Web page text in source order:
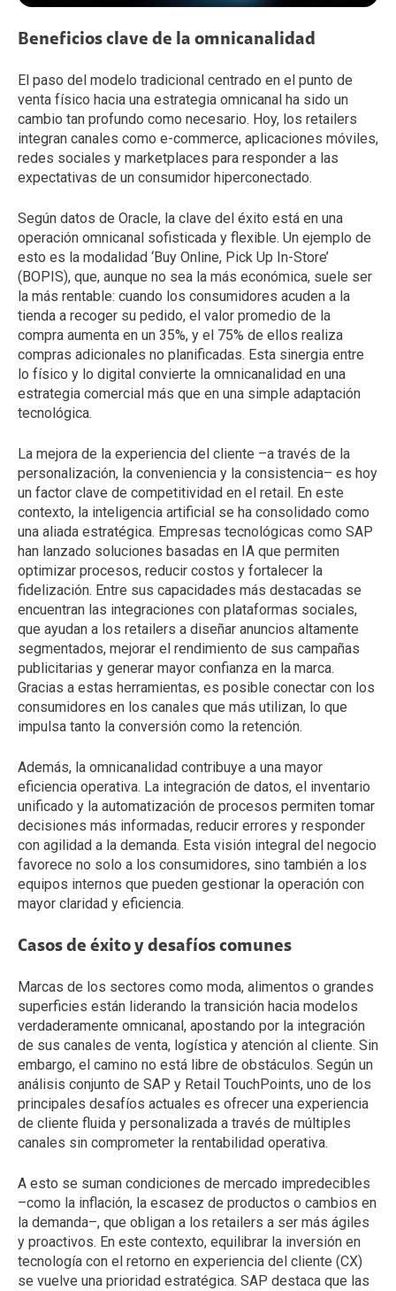
Beneficios clave de la omnicanalidad
El paso del modelo tradicional centrado en el punto de
venta físico hacia una estrategia omnicanal ha sido un
cambio tan profundo como necesario. Hoy, los retailers
integran canales como e-commerce, aplicaciones móviles,
redes sociales y marketplaces para responder a las
expectativas de un consumidor hiperconectado.
Según datos de Oracle, la clave del éxito está en una
operación omnicanal sofisticada y flexible. Un ejemplo de
esto es la modalidad ‘Buy Online, Pick Up In-Store’
(BOPIS), que, aunque no sea la más económica, suele ser
la más rentable: cuando los consumidores acuden a la
tienda a recoger su pedido, el valor promedio de la
compra aumenta en un 35%, y el 75% de ellos realiza
compras adicionales no planificadas. Esta sinergia entre
lo físico y lo digital convierte la omnicanalidad en una
estrategia comercial más que en una simple adaptación
tecnológica.
La mejora de la experiencia del cliente –a través de la
personalización, la conveniencia y la consistencia– es hoy
un factor clave de competitividad en el retail. En este
contexto, la inteligencia artificial se ha consolidado como
una aliada estratégica. Empresas tecnológicas como SAP
han lanzado soluciones basadas en IA que permiten
optimizar procesos, reducir costos y fortalecer la
fidelización. Entre sus capacidades más destacadas se
encuentran las integraciones con plataformas sociales,
que ayudan a los retailers a diseñar anuncios altamente
segmentados, mejorar el rendimiento de sus campañas
publicitarias y generar mayor confianza en la marca.
Gracias a estas herramientas, es posible conectar con los
consumidores en los canales que más utilizan, lo que
impulsa tanto la conversión como la retención.
Además, la omnicanalidad contribuye a una mayor
eficiencia operativa. La integración de datos, el inventario
unificado y la automatización de procesos permiten tomar
decisiones más informadas, reducir errores y responder
con agilidad a la demanda. Esta visión integral del negocio
favorece no solo a los consumidores, sino también a los
equipos internos que pueden gestionar la operación con
mayor claridad y eficiencia.
Casos de éxito y desafíos comunes
Marcas de los sectores como moda, alimentos o grandes
superficies están liderando la transición hacia modelos
verdaderamente omnicanal, apostando por la integración
de sus canales de venta, logística y atención al cliente. Sin
embargo, el camino no está libre de obstáculos. Según un
análisis conjunto de SAP y Retail TouchPoints, uno de los
principales desafíos actuales es ofrecer una experiencia
de cliente fluida y personalizada a través de múltiples
canales sin comprometer la rentabilidad operativa.
A esto se suman condiciones de mercado impredecibles
–como la inflación, la escasez de productos o cambios en
la demanda–, que obligan a los retailers a ser más ágiles
y proactivos. En este contexto, equilibrar la inversión en
tecnología con el retorno en experiencia del cliente (CX)
se vuelve una prioridad estratégica. SAP destaca que las